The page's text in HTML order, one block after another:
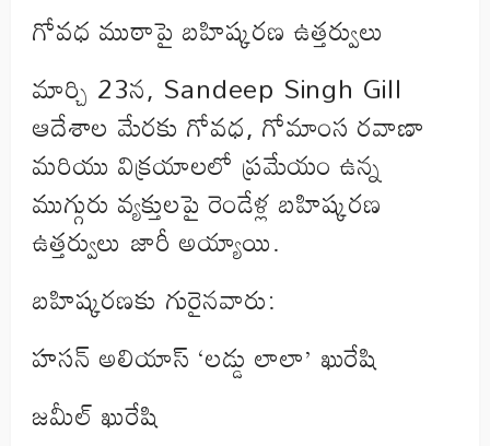
గోవధ ముఠాపై బహిష్కరణ ఉత్తర్వులు
మార్చి 23న, Sandeep Singh Gill
ఆదేశాల మేరకు గోవధ, గోమాంస రవాణా
మరియు విక్రయాలలో ప్రమేయం ఉన్న
ముగ్గురు వ్యక్తులపై రెండేళ్ల బహిష్కరణ
ఉత్తర్వులు జారీ అయ్యాయి.
బహిష్కరణకు గురైనవారు:
హసన్ అలియాస్ ‘లడ్డు లాలా’ ఖురేషి
జమీల్ ఖురేషి